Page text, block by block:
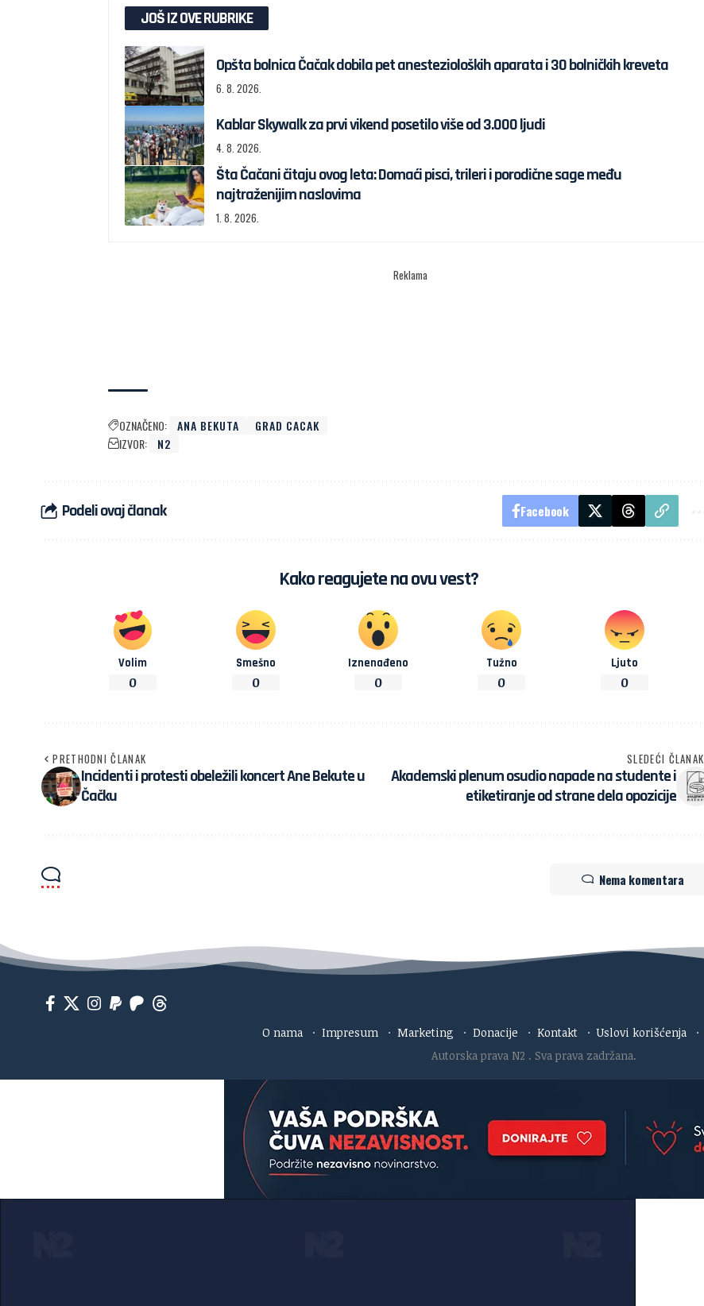
JOŠ IZ OVE RUBRIKE
Opšta bolnica Čačak dobila pet anestezioloških aparata i 30 bolničkih kreveta
6. 8. 2026.
Kablar Skywalk za prvi vikend posetilo više od 3.000 ljudi
4. 8. 2026.
Šta Čačani čitaju ovog leta: Domaći pisci, trileri i porodične sage među
najtraženijim naslovima
1. 8. 2026.
Reklama
OZNAČENO: ANA BEKUTA
GRAD CACAK
IZVOR:
N2
Podeli ovaj članak Facebook
Kako reagujete na ovu vest?
Volim
0
Smešno
0
Iznenađeno
0
Tužno
0
Ljuto
0
PRETHODNI ČLANAK
Incidenti i protesti obeležili koncert Ane Bekute u
Čačku
SLEDEĆI ČLANAK
Akademski plenum osudio napade na studente i
etiketiranje od strane dela opozicije
Nema komentara
O nama · Impresum · Marketing · Donacije · Kontakt · Uslovi korišćenja ·
Autorska prava N2 . Sva prava zadržana.